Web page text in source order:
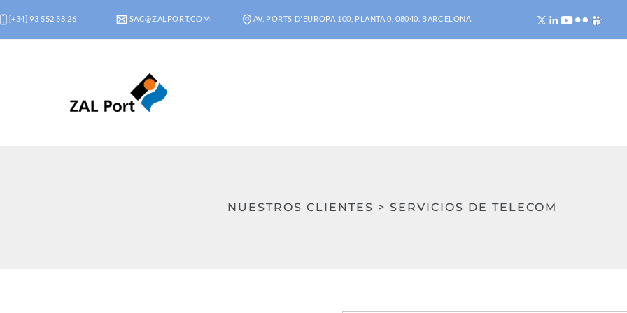
[+34] 93 552 58 26 SAC@ZALPORT.COM AV. PORTS D'EUROPA 100, PLANTA 0, 08040. BARCELONA
NUESTROS CLIENTES > SERVICIOS DE TELECOM